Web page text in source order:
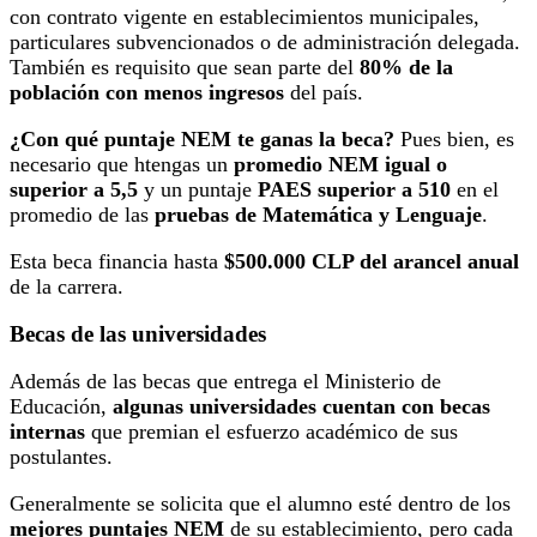
con contrato vigente en establecimientos municipales,
particulares subvencionados o de administración delegada.
También es requisito que sean parte del 80% de la
población con menos ingresos del país.
¿Con qué puntaje NEM te ganas la beca? Pues bien, es
necesario que htengas un promedio NEM igual o
superior a 5,5 y un puntaje PAES superior a 510 en el
promedio de las pruebas de Matemática y Lenguaje.
Esta beca financia hasta $500.000 CLP del arancel anual
de la carrera.
Becas de las universidades
Además de las becas que entrega el Ministerio de
Educación, algunas universidades cuentan con becas
internas que premian el esfuerzo académico de sus
postulantes.
Generalmente se solicita que el alumno esté dentro de los
mejores puntajes NEM de su establecimiento, pero cada